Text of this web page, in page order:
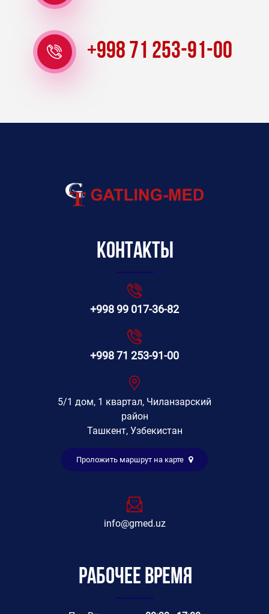
+998 71 253-91-00
Контакты
+998 99 017-36-82
+998 71 253-91-00
5/1 дом, 1 квартал, Чиланзарский
район
Ташкент, Узбекистан
Проложить маршрут на карте
info@gmed.uz
Рабочее время